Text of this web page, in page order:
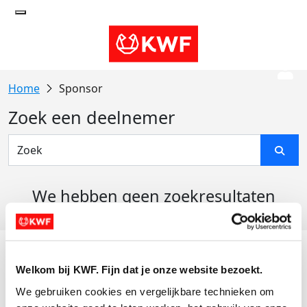
Welkom bij KWF. Fijn dat je onze website bezoekt.
We gebruiken cookies en vergelijkbare technieken om
Sponsor
Zoek een deelnemer
We hebben geen zoekresultaten
Actiematerialen
Evenementen